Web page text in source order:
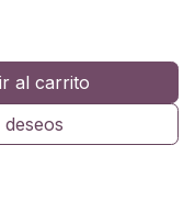
al carrito